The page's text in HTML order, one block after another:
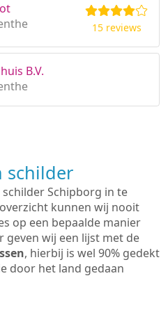
15 reviews
B.V.
schilder
Schipborg in te
kunnen wij nooit
op een bepaalde manier
geven wij een lijst met de
, hierbij is wel 90% gedekt
door het land gedaan